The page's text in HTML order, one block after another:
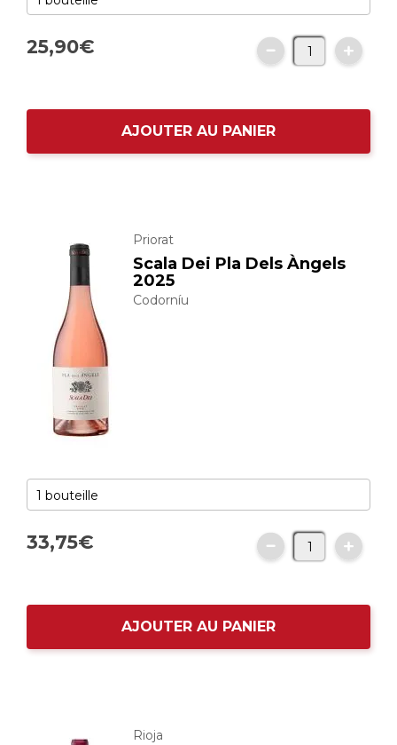
25,90€
AJOUTER AU PANIER
Priorat
Scala Dei Pla Dels Àngels
2025
Codorníu
33,75€
AJOUTER AU PANIER
Rioja